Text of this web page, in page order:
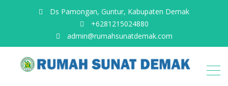
Ds Pamongan, Guntur, Kabupaten Demak
+6281215024880
admin@rumahsunatdemak.com